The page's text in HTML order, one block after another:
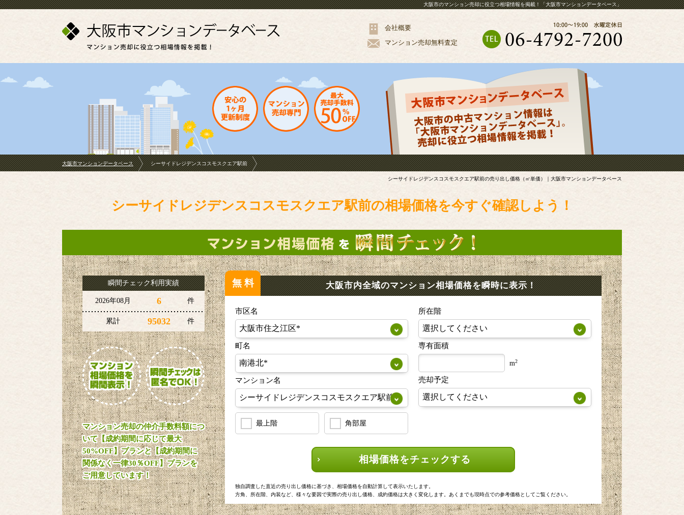
大阪市のマンション売却に役立つ相場情報を掲載！「大阪市マンションデータベース」
会社概要
マンション売却無料査定
大阪市マンションデータベース シーサイドレジデンスコスモスクエア駅前
シーサイドレジデンスコスモスクエア駅前の売り出し価格（㎡単価）｜大阪市マンションデータベース
シーサイドレジデンスコスモスクエア駅前の相場価格を今すぐ確認しよう！
瞬間チェック利用実績
2026年08月 6 件
累計 95032 件
マンション売却の仲介手数料額につ
いて【成約期間に応じて最大
50%OFF】プランと【成約期間に
関係なく一律30％OFF】プランを
ご用意しています！
無料 大阪市内全域のマンション相場価格を瞬時に表示！
市区名
町名
マンション名
最上階 角部屋
所在階
専有面積
m2
売却予定
相場価格をチェックする
独自調査した直近の売り出し価格に基づき、相場価格を自動計算して表示いたします。
方角、所在階、内装など、様々な要因で実際の売り出し価格、成約価格は大きく変化します。あくまでも現時点での参考価格としてご覧ください。